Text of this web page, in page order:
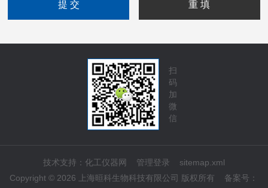
扫
码
加
微
信
技术支持： 化工仪器网 管理登录
sitemap.xml
Copyright © 2026 上海晅科生物科技有限公司 版权所有 备案号：